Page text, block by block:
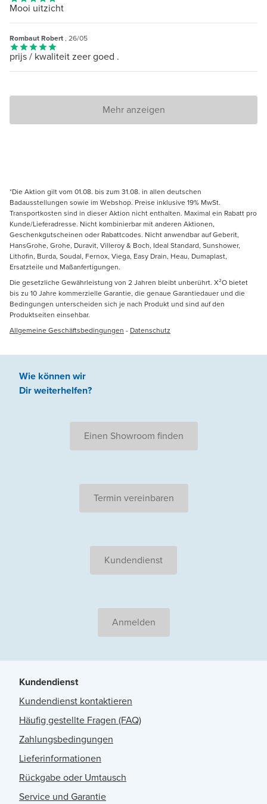
Mooi uitzicht
Rombaut Robert, 26/05
prijs / kwaliteit zeer goed .
Mehr anzeigen
*Die Aktion gilt vom 01.08. bis zum 31.08. in allen deutschen
Badausstellungen sowie im Webshop. Preise inklusive 19% MwSt.
Transportkosten sind in dieser Aktion nicht enthalten. Maximal ein Rabatt pro
Kunde/Lieferadresse. Nicht kombinierbar mit anderen Aktionen,
Geschenkgutscheinen oder Rabattcodes. Nicht anwendbar auf Geberit,
HansGrohe, Grohe, Duravit, Villeroy & Boch, Ideal Standard, Sunshower,
Lithofin, Burda, Soudal, Fernox, Viega, Easy Drain, Heau, Dumaplast,
Ersatzteile und Maßanfertigungen.
Die gesetzliche Gewährleistung von 2 Jahren bleibt unberührt. X²O bietet
bis zu 10 Jahre kommerzielle Garantie, die genaue Garantiedauer und die
Bedingungen unterscheiden sich je nach Produkt und sind auf den
Produktseiten einsehbar.
Allgemeine Geschäftsbedingungen - Datenschutz
Wie können wir
Dir weiterhelfen?
Einen Showroom finden
Termin vereinbaren
Kundendienst
Anmelden
Kundendienst
Kundendienst kontaktieren
Häufig gestellte Fragen (FAQ)
Zahlungsbedingungen
Lieferinformationen
Rückgabe oder Umtausch
Service und Garantie